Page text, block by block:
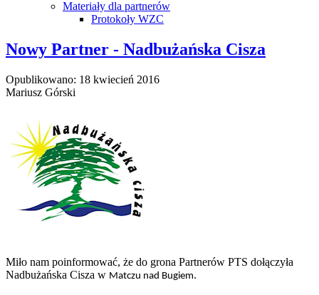
Materiały dla partnerów
Protokoły WZC
Nowy Partner - Nadbużańska Cisza
Opublikowano: 18 kwiecień 2016
Mariusz Górski
Miło nam poinformować, że do grona Partnerów PTS dołączyła
Nadbużańska Cisza w Matczu nad Bugiem.